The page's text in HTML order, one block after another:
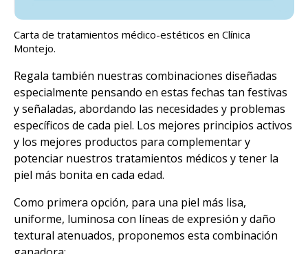
Carta de tratamientos médico-estéticos en Clínica
Montejo.
Regala también nuestras combinaciones diseñadas
especialmente pensando en estas fechas tan festivas
y señaladas, abordando las necesidades y problemas
específicos de cada piel. Los mejores principios activos
y los mejores productos para complementar y
potenciar nuestros tratamientos médicos y tener la
piel más bonita en cada edad.
Como primera opción, para una piel más lisa,
uniforme, luminosa con líneas de expresión y daño
textural atenuados, proponemos esta combinación